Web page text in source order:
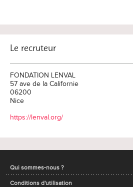
Le recruteur
FONDATION LENVAL
57 ave de la Californie
06200
Nice
https://lenval.org/
Qui sommes-nous ?
Conditions d'utilisation